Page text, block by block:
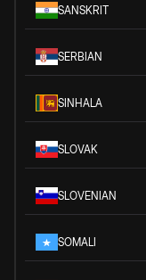
SANSKRIT
SERBIAN
SINHALA
SLOVAK
SLOVENIAN
SOMALI